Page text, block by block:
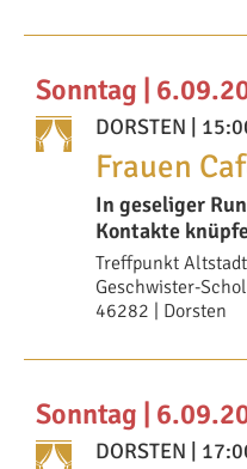
Sonntag |
DORSTEN |
Frauen
In geseliger
Kontakte
Treffpunkt Altstadt
Geschwister-
46282 | Dorsten
Sonntag |
DORSTEN |